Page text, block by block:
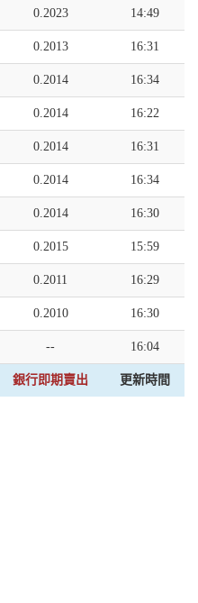
0.2023 14:49
0.2013 16:31
0.2014 16:34
0.2014 16:22
0.2014 16:31
0.2014 16:34
0.2014 16:30
0.2015 15:59
0.2011 16:29
0.2010 16:30
-- 16:04
銀行即期賣出 更新時間